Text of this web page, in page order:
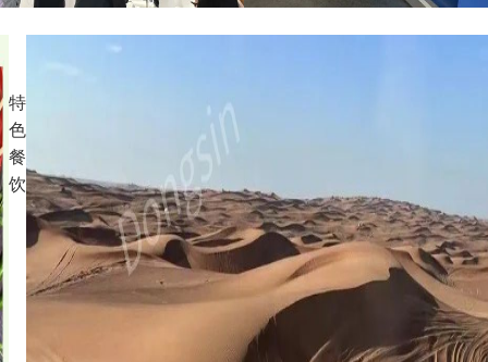
特
色
餐
饮